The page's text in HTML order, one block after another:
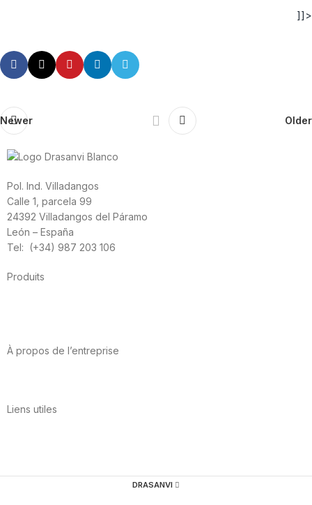
]]>
Newer Older
Pol. Ind. Villadangos
Calle 1, parcela 99
24392 Villadangos del Páramo
León – España
Tel: (+34) 987 203 106
Produits
À propos de l’entreprise
Liens utiles
DRASANVI